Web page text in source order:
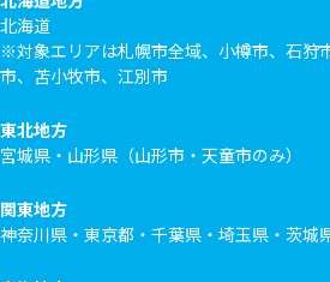
北海道
※対象エリアは札幌市全域、小樽市、石狩
市、苫小牧市、江別市
東北地方
宮城県・山形県（山形市・天童市のみ）
関東地方
神奈川県・東京都・千葉県・埼玉県・茨城